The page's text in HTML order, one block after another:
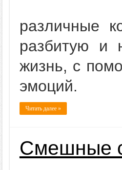
различные
разбитую и
жизнь, с
эмоций.
Читать далее »
Смешные